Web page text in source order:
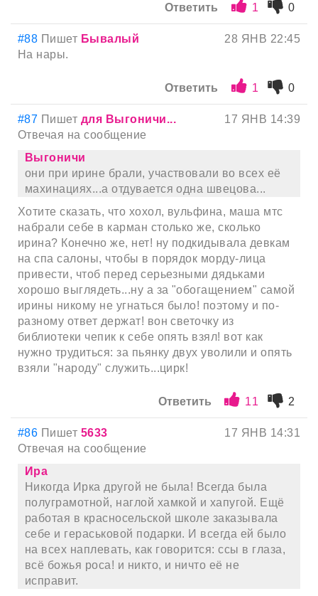
Ответить 1 0
#88 Пишет Бывалый
28 ЯНВ 22:45
На нары.
Ответить 1 0
#87 Пишет для Выгоничи...
17 ЯНВ 14:39
Отвечая на сообщение
Выгоничи
они при ирине брали, участвовали во всех её
махинациях...а отдувается одна швецова...
Хотите сказать, что хохол, вульфина, маша мтс
набрали себе в карман столько же, сколько
ирина? Конечно же, нет! ну подкидывала девкам
на спа салоны, чтобы в порядок морду-лица
привести, чтоб перед серьезными дядьками
хорошо выглядеть...ну а за "обогащением" самой
ирины никому не угнаться было! поэтому и по-
разному ответ держат! вон светочку из
библиотеки чепик к себе опять взял! вот как
нужно трудиться: за пьянку двух уволили и опять
взяли "народу" служить...цирк!
Ответить 11 2
#86 Пишет 5633
17 ЯНВ 14:31
Отвечая на сообщение
Ира
Никогда Ирка другой не была! Всегда была
полуграмотной, наглой хамкой и хапугой. Ещё
работая в красносельской школе заказывала
себе и гераськовой подарки. И всегда ей было
на всех наплевать, как говорится: ссы в глаза,
всё божья роса! и никто, и ничто её не
исправит.